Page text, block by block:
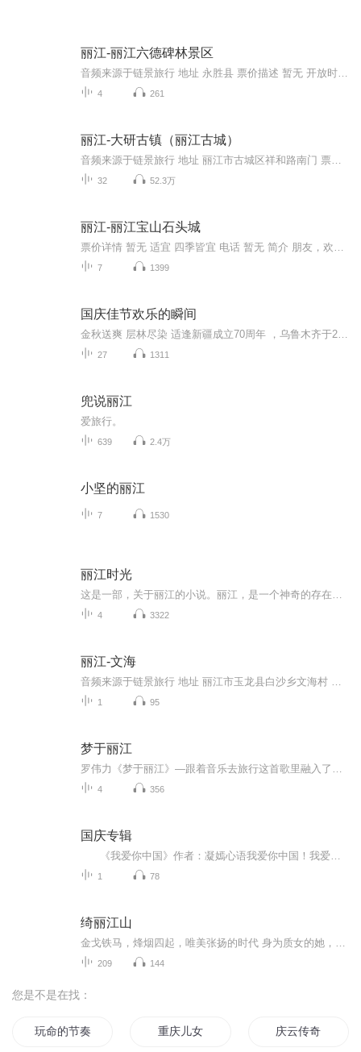
丽江-丽江六德碑林景区
4 261
丽江-大研古镇（丽江古城）
32 52.3万
丽江-丽江宝山石头城
7 1399
国庆佳节欢乐的瞬间
27 1311
兜说丽江
爱旅行。
639 2.4万
小坚的丽江
7 1530
丽江时光
4 3322
丽江-文海
1 95
梦于丽江
4 356
国庆专辑
1 78
绮丽江山
209 144
您是不是在找：
玩命的节奏 重庆儿女 庆云传奇